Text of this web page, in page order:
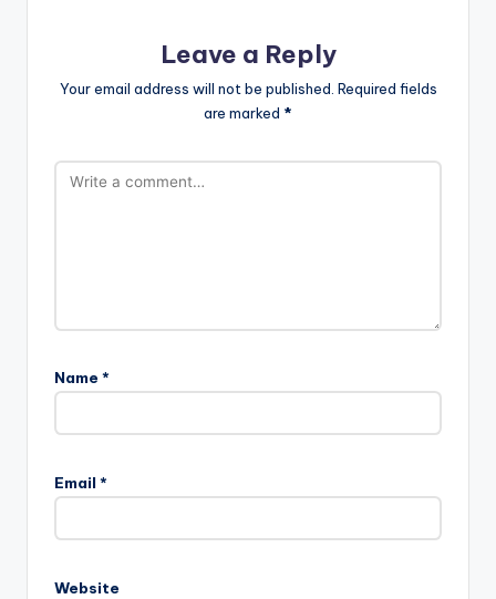
Leave a Reply
Your email address will not be published. Required fields
are marked *
Name *
Email *
Website